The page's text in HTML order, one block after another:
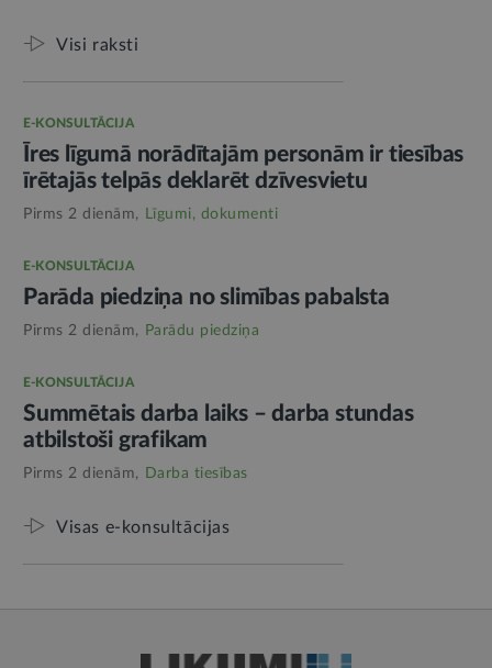
Visi raksti
E-KONSULTĀCIJA
Īres līgumā norādītajām personām ir tiesības
īrētajās telpās deklarēt dzīvesvietu
Pirms 2 dienām, Līgumi, dokumenti
E-KONSULTĀCIJA
Parāda piedziņa no slimības pabalsta
Pirms 2 dienām, Parādu piedziņa
E-KONSULTĀCIJA
Summētais darba laiks – darba stundas
atbilstoši grafikam
Pirms 2 dienām, Darba tiesības
Visas e-konsultācijas